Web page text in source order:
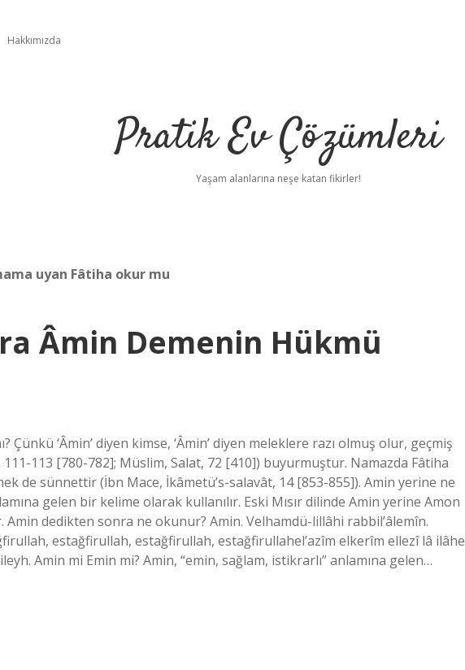
Hakkımızda
Pratik Ev Çözümleri
Yaşam alanlarına neşe katan fikirler!
uyan Fâtiha okur mu
Âmin Demenin Hükmü
Çünkü ‘Âmin’ diyen kimse, ‘Âmin’ diyen meleklere razı olmuş olur, geçmiş
111-113 [780-782]; Müslim, Salat, 72 [410]) buyurmuştur. Namazda Fâtiha
de sünnettir (İbn Mace, İkâmetü’s-salavât, 14 [853-855]). Amin yerine ne
gelen bir kelime olarak kullanılır. Eski Mısır dilinde Amin yerine Amon
Amin dedikten sonra ne okunur? Amin. Velhamdü-lillâhi rabbil’âlemîn.
estağfirullah, estağfirullah, estağfirullahel’azîm elkerîm ellezî lâ ilâhe
Amin mi Emin mi? Amin, “emin, sağlam, istikrarlı” anlamına gelen…